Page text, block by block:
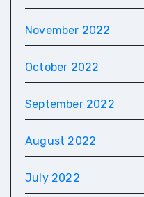
November 2022
October 2022
September 2022
August 2022
July 2022